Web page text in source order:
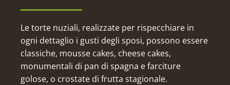
Le torte nuziali, realizzate per rispecchiare in
ogni dettaglio i gusti degli sposi, possono essere
classiche, mousse cakes, cheese cakes,
monumentali di pan di spagna e farciture
golose, o crostate di frutta stagionale.